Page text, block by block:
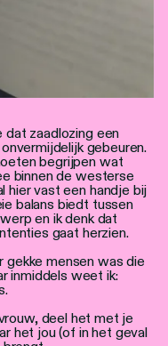
zaadlozing een
gebeuren.
begrijpen wat
binnen de westerse
hier vast een handje bij
balans biedt tussen
en ik denk dat
gaat herzien.
mensen was die
inmiddels weet ik:
deel het met je
het jou (of in het geval